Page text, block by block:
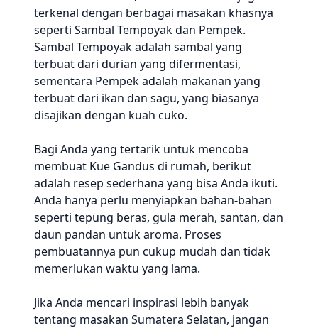
terkenal dengan berbagai masakan khasnya
seperti Sambal Tempoyak dan Pempek.
Sambal Tempoyak adalah sambal yang
terbuat dari durian yang difermentasi,
sementara Pempek adalah makanan yang
terbuat dari ikan dan sagu, yang biasanya
disajikan dengan kuah cuko.
Bagi Anda yang tertarik untuk mencoba
membuat Kue Gandus di rumah, berikut
adalah resep sederhana yang bisa Anda ikuti.
Anda hanya perlu menyiapkan bahan-bahan
seperti tepung beras, gula merah, santan, dan
daun pandan untuk aroma. Proses
pembuatannya pun cukup mudah dan tidak
memerlukan waktu yang lama.
Jika Anda mencari inspirasi lebih banyak
tentang masakan Sumatera Selatan, jangan